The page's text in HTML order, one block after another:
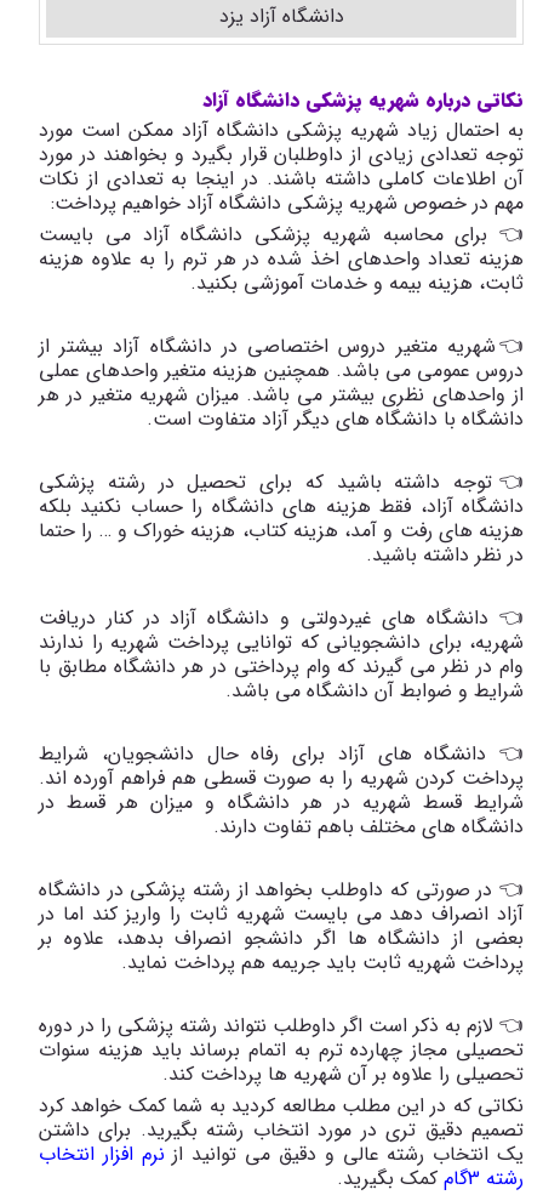
دانشگاه آزاد یزد
نکاتی درباره شهریه پزشکی دانشگاه آزاد
به احتمال زیاد شهریه پزشکی دانشگاه آزاد ممکن است مورد
توجه تعدادی زیادی از داوطلبان قرار بگیرد و بخواهند در مورد
آن اطلاعات کاملی داشته باشند. در اینجا به تعدادی از نکات
مهم در خصوص شهریه پزشکی دانشگاه آزاد خواهیم پرداخت:
👈 برای محاسبه شهریه پزشکی دانشگاه آزاد می بایست
هزینه تعداد واحدهای اخذ شده در هر ترم را به علاوه هزینه
ثابت، هزینه بیمه و خدمات آموزشی بکنید.
👈شهریه متغیر دروس اختصاصی در دانشگاه آزاد بیشتر از
دروس عمومی می باشد. همچنین هزینه متغیر واحدهای عملی
از واحدهای نظری بیشتر می باشد. میزان شهریه متغیر در هر
دانشگاه با دانشگاه های دیگر آزاد متفاوت است.
👈توجه داشته باشید که برای تحصیل در رشته پزشکی
دانشگاه آزاد، فقط هزینه های دانشگاه را حساب نکنید بلکه
هزینه های رفت و آمد، هزینه کتاب، هزینه خوراک و … را حتما
در نظر داشته باشید.
👈 دانشگاه های غیردولتی و دانشگاه آزاد در کنار دریافت
شهریه، برای دانشجویانی که توانایی پرداخت شهریه را ندارند
وام در نظر می گیرند که وام پرداختی در هر دانشگاه مطابق با
شرایط و ضوابط آن دانشگاه می باشد.
👈 دانشگاه های آزاد برای رفاه حال دانشجویان، شرایط
پرداخت کردن شهریه را به صورت قسطی هم فراهم آورده اند.
شرایط قسط شهریه در هر دانشگاه و میزان هر قسط در
دانشگاه های مختلف باهم تفاوت دارند.
👈 در صورتی که داوطلب بخواهد از رشته پزشکی در دانشگاه
آزاد انصراف دهد می بایست شهریه ثابت را واریز کند اما در
بعضی از دانشگاه ها اگر دانشجو انصراف بدهد، علاوه بر
پرداخت شهریه ثابت باید جریمه هم پرداخت نماید.
👈 لازم به ذکر است اگر داوطلب نتواند رشته پزشکی را در دوره
تحصیلی مجاز چهارده ترم به اتمام برساند باید هزینه سنوات
تحصیلی را علاوه بر آن شهریه ها پرداخت کند.
نکاتی که در این مطلب مطالعه کردید به شما کمک خواهد کرد
تصمیم دقیق تری در مورد انتخاب رشته بگیرید. برای داشتن
یک انتخاب رشته عالی و دقیق می توانید از نرم افزار انتخاب
رشته 3گام
کمک بگیرید.